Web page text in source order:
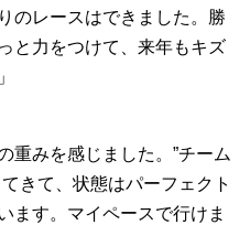
のレースはできました。勝
と力をつけて、来年もキズ
重みを感じました。”チーム
きて、状態はパーフェクト
ます。マイペースで行けま